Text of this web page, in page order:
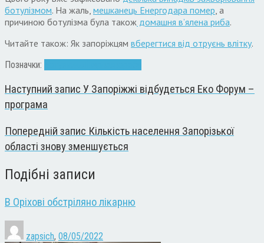
ботулізмом. На жаль, мешканець Енергодара помер, а
причиною ботулізма була також домашня в’ялена риба.
Читайте також: Як запоріжцям вберегтися від отруєнь влітку.
Позначки:
Наступний запис У Запоріжжі відбудеться Еко Форум –
програма
Попередній запис Кількість населення Запорізької
області знову зменшується
Подібні записи
В Оріхові обстріляно лікарню
zapsich, 08/05/2022